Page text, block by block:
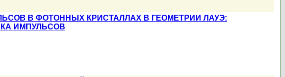
В ФОТОННЫХ КРИСТАЛЛАХ В ГЕОМЕТРИИ ЛАУЭ:
ИМПУЛЬСОВ